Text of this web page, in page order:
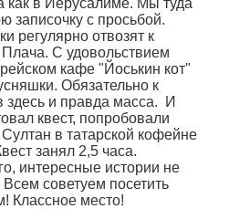
записочку с просьбой.
регулярно отвозят к
С удовольствием
кафе "Йоськин кот"
Обязательно к
здесь и правда масса. И
квест, попробовали
в татарской кофейне
занял 2,5 часа.
интересные истории не
Всем советуем посетить
Классное место!